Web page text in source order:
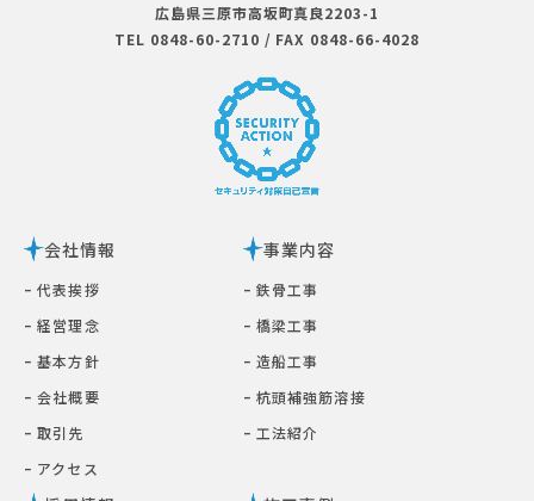
広島県三原市⾼坂町真良2203-1
TEL 0848-60-2710 / FAX 0848-66-4028
会社情報
ｰ 代表挨拶
ｰ 経営理念
ｰ 基本⽅針
ｰ 会社概要
ｰ 取引先
ｰ アクセス
事業内容
ｰ 鉄⾻⼯事
ｰ 橋梁⼯事
ｰ 造船工事
ｰ 杭頭補強筋溶接
ｰ ⼯法紹介